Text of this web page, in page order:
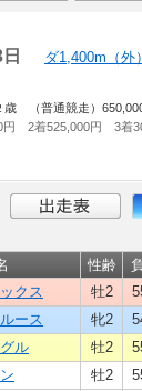
ダ1,400m（外
歳 （普通競走）
円 2着525,000円 3着
性齢
クス 牡2
ース 牝2
ル 牡2
牡2